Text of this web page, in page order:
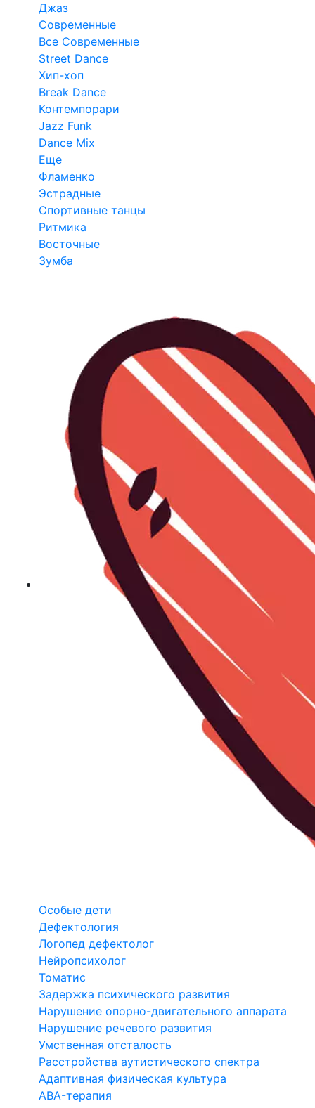
Джаз
Современные
Все Современные
Street Dance
Хип-хоп
Break Dance
Контемпорари
Jazz Funk
Dance Mix
Еще
Фламенко
Эстрадные
Спортивные танцы
Ритмика
Восточные
Зумба
Особые дети
Дефектология
Логопед дефектолог
Нейропсихолог
Томатис
Задержка психического развития
Нарушение опорно-двигательного аппарата
Нарушение речевого развития
Умственная отсталость
Расстройства аутистического спектра
Адаптивная физическая культура
ABA-терапия